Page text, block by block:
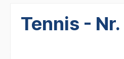
Tennis - Nr.